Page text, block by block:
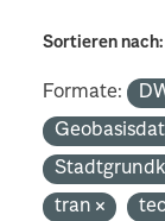
Sortieren nach
Formate:
tran